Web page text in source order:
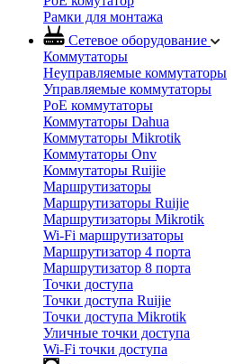
Рамки для монтажа
Сетевое оборудование
Коммутаторы
Неуправляемые коммутаторы
Управляемые коммутаторы
PoE коммутаторы
Коммутаторы Dahua
Коммутаторы Mikrotik
Коммутаторы Onv
Коммутаторы Ruijie
Маршрутизаторы
Маршрутизаторы Ruijie
Маршрутизаторы Mikrotik
Wi-Fi маршрутизаторы
Маршрутизатор 4 порта
Маршрутизатор 8 порта
Точки доступа
Точки доступа Ruijie
Точки доступа Mikrotik
Уличные точки доступа
Wi-Fi точки доступа